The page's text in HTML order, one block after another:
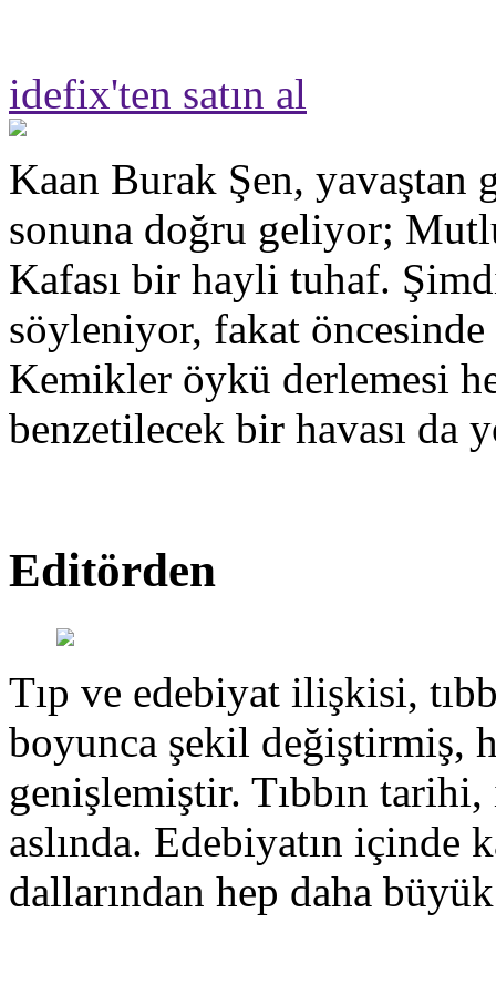
idefix'ten satın al
Kaan Burak Şen, yavaştan
sonuna doğru geliyor;
Kafası bir hayli tuhaf.
söyleniyor, fakat
Kemikler öykü derlemesi
benzetilecek bir havası da
Editörden
Tıp ve edebiyat ilişkisi,
boyunca şekil değiştirmiş,
genişlemiştir. Tıbbın
aslında. Edebiyatın içinde
dallarından hep daha